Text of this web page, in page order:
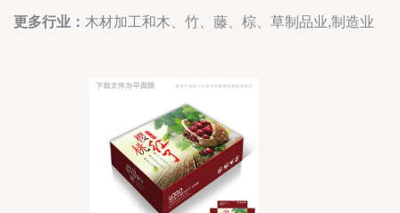
更多行业： 木材加工和木、竹、藤、棕、草制品业,制造业